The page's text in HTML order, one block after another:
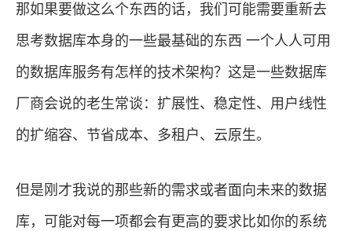
那如果要做这么个东西的话，我们可能需要重新去
思考数据库本身的一些最基础的东西 一个人人可用
的数据库服务有怎样的技术架构？这是一些数据库
厂商会说的老生常谈：扩展性、稳定性、用户线性
的扩缩容、节省成本、多租户、云原生。
但是刚才我说的那些新的需求或者面向未来的数据
库，可能对每一项都会有更高的要求比如你的系统